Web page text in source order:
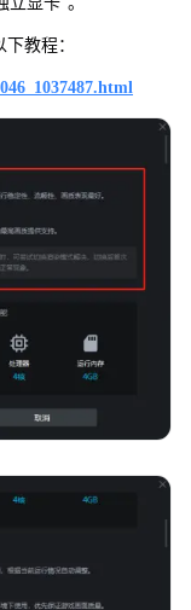
教程：